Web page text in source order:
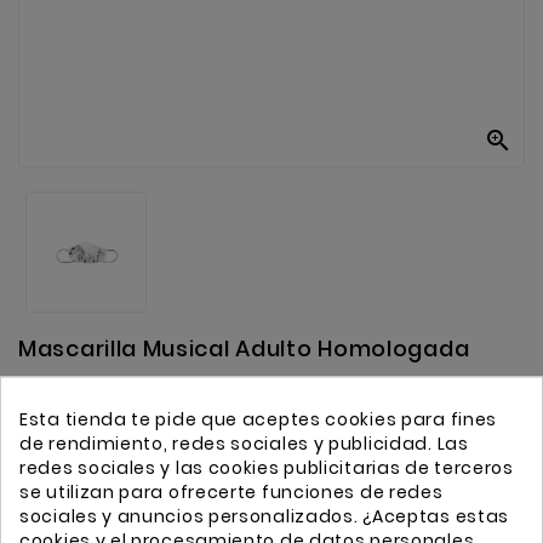

Mascarilla Musical Adulto Homologada
Leer Reseña
9,50 €
Impuestos incluidos
Esta tienda te pide que aceptes cookies para fines
de rendimiento, redes sociales y publicidad. Las
redes sociales y las cookies publicitarias de terceros
se utilizan para ofrecerte funciones de redes
sociales y anuncios personalizados. ¿Aceptas estas